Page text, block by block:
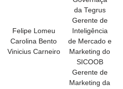
Felipe Lomeu
Carolina Bento
Vinicius Carneiro
da Tegrus
Gerente de
Inteligência
de Mercado e
Marketing do
SICOOB
Gerente de
Marketing da